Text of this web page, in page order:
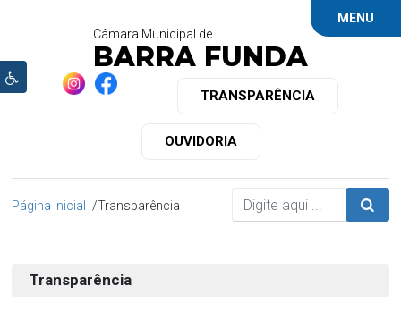
MENU
Câmara Municipal de
BARRA FUNDA
TRANSPARÊNCIA
OUVIDORIA
Página Inicial Transparência
Transparência